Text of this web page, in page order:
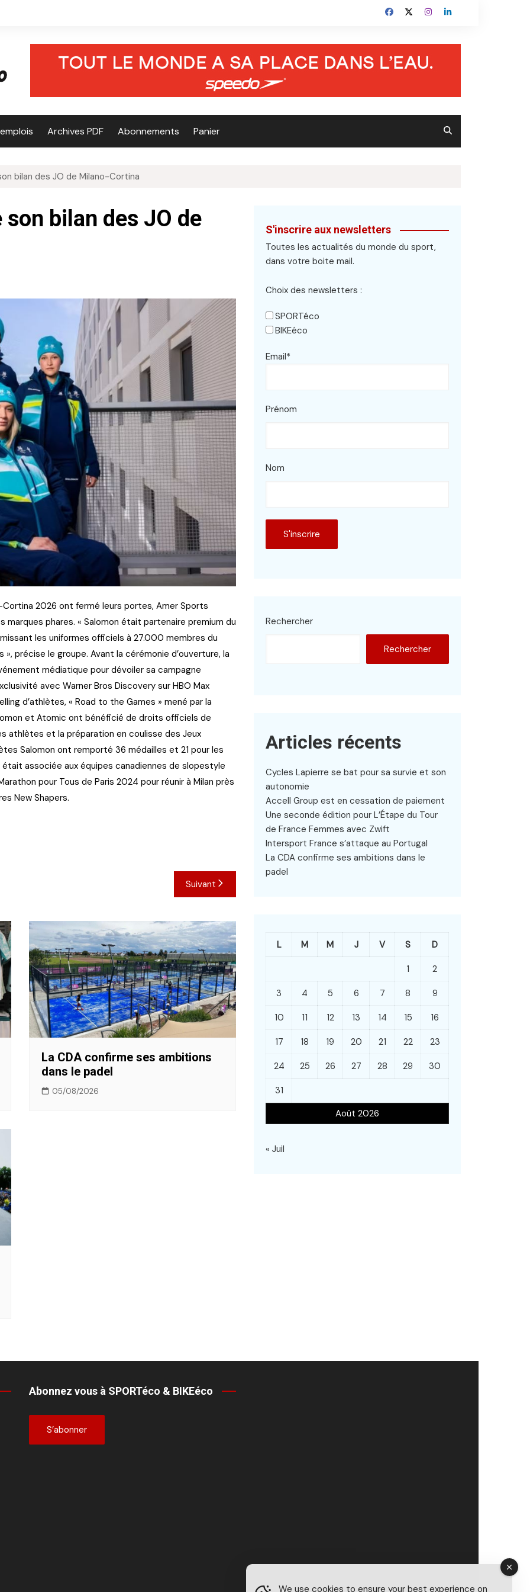
Archives PDF Abonnements Panier
bilan des JO de Milano-Cortina
bilan des JO de
Cortina 2026 ont fermé leurs portes, Amer Sports
marques phares. « Salomon était partenaire premium du
les uniformes officiels à 27.000 membres du
précise le groupe. Avant la cérémonie d’ouverture, la
médiatique pour dévoiler sa campagne
avec Warner Bros Discovery sur HBO Max
d’athlètes, « Road to the Games » mené par la
et Atomic ont bénéficié de droits officiels de
athlètes et la préparation en coulisse des Jeux
Salomon ont remporté 36 médailles et 21 pour les
associée aux équipes canadiennes de slopestyle
pour Tous de Paris 2024 pour réunir à Milan près
New Shapers.
Suivant
La CDA confirme ses ambitions
dans le padel
05/08/2026
S'inscrire aux newsletters
Toutes les actualités du monde du sport,
dans votre boite mail.
Choix des newsletters :
SPORTéco
BIKEéco
Email*
Prénom
Nom
Rechercher
Rechercher
Articles récents
Cycles Lapierre se bat pour sa survie et son
autonomie
Accell Group est en cessation de paiement
Une seconde édition pour L’Étape du Tour
de France Femmes avec Zwift
Intersport France s’attaque au Portugal
La CDA confirme ses ambitions dans le
padel
Août 2026
L M M J V S D
1 2
3 4 5 6 7 8 9
10 11 12 13 14 15 16
17 18 19 20 21 22 23
24 25 26 27 28 29 30
31
« Juil
Abonnez vous à SPORTéco & BIKEéco
S’abonner
We use cookies to ensure your best experience on